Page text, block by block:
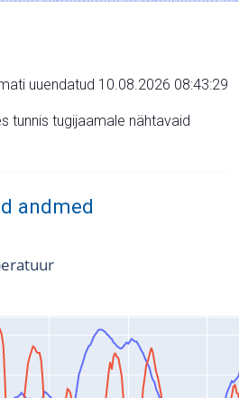
uuendatud 10.08.2026 08:43:29
tunnis tugijaamale nähtavaid
andmed